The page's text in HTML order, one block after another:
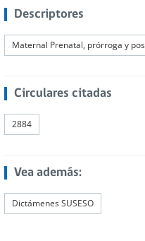
Descriptores
Circulares citadas
2884
Vea además:
Dictámenes SUSESO